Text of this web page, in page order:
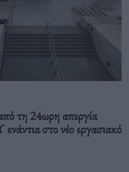
τη 24ωρη απεργία
στο νέο εργασιακό